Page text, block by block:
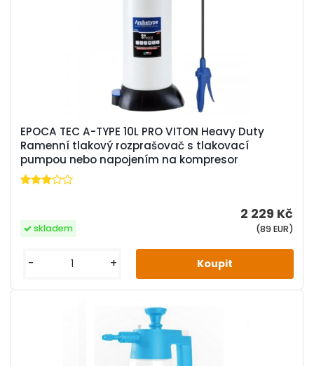
EPOCA TEC A-TYPE 10L PRO VITON Heavy Duty
Ramenní tlakový rozprašovač s tlakovací
pumpou nebo napojením na kompresor
2 229 Kč
(89 EUR)
skladem
- +